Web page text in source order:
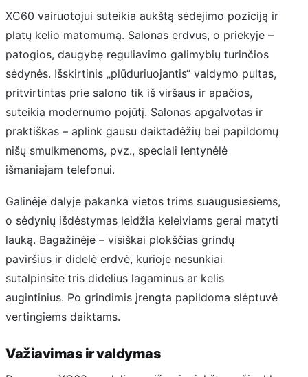
XC60 vairuotojui suteikia aukštą sėdėjimo poziciją ir
platų kelio matomumą. Salonas erdvus, o priekyje –
patogios, daugybę reguliavimo galimybių turinčios
sėdynės. Išskirtinis „plūduriuojantis“ valdymo pultas,
pritvirtintas prie salono tik iš viršaus ir apačios,
suteikia modernumo pojūtį. Salonas apgalvotas ir
praktiškas – aplink gausu daiktadėžių bei papildomų
nišų smulkmenoms, pvz., speciali lentynėlė
išmaniajam telefonui.
Galinėje dalyje pakanka vietos trims suaugusiesiems,
o sėdynių išdėstymas leidžia keleiviams gerai matyti
lauką. Bagažinėje – visiškai plokščias grindų
paviršius ir didelė erdvė, kurioje nesunkiai
sutalpinsite tris didelius lagaminus ar kelis
augintinius. Po grindimis įrengta papildoma slėptuvė
vertingiems daiktams.
Važiavimas ir valdymas